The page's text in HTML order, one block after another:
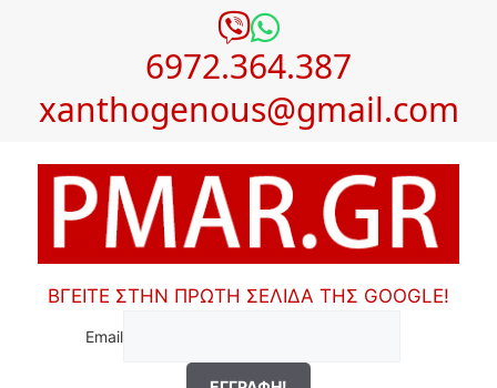
6972.364.387
xanthogenous@gmail.com
ΒΓΕΙΤΕ ΣΤΗΝ ΠΡΩΤΗ ΣΕΛΙΔΑ ΤΗΣ GOOGLE!
Email